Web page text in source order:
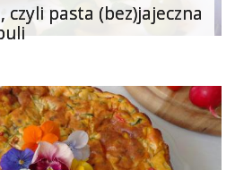
czyli pasta (bez)jajeczna